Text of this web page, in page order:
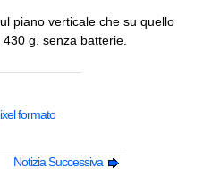
piano verticale che su quello
g. senza batterie.
formato
Notizia Successiva